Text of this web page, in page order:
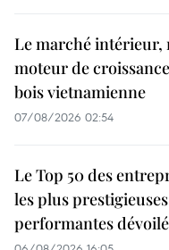
Le marché intérieur,
moteur de
bois vietnamienne
07/08/2026 02:54
Le Top 50 des
les plus
performantes dévoilé